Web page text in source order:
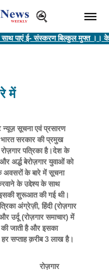
पाएं ई- संस्करण बिल्कुल मुफ्त ।।
में
न्यूज़ सूचना एवं प्रसारण
सरकार की प्रमुख
रोज़गार पत्रिका है।देश के
अर्द्ध बेरोज़गार युवाओं को
अवसरों के बारे में सूचना
के उद्देश्य के साथ
शुरूआत की गई थी।
अंग्रेज़ी, हिंदी (रोज़गार
उर्दू (रोज़गार समाचार) में
की जाती है और इसका
सप्ताह क़रीब 3 लाख है।
रोज़गार